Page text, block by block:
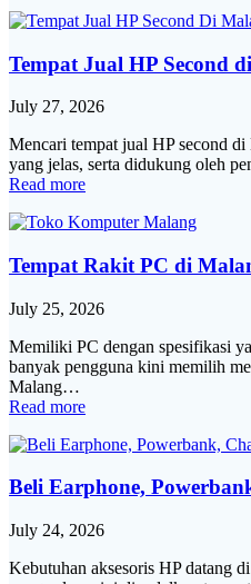
Tempat Jual HP Second
July 27, 2026
Mencari tempat jual HP second
yang jelas, serta didukung oleh
Read more
Tempat Rakit PC di
July 25, 2026
Memiliki PC dengan spesifikasi
banyak pengguna kini memilih
Malang…
Read more
Beli Earphone,
July 24, 2026
Kebutuhan aksesoris HP datang